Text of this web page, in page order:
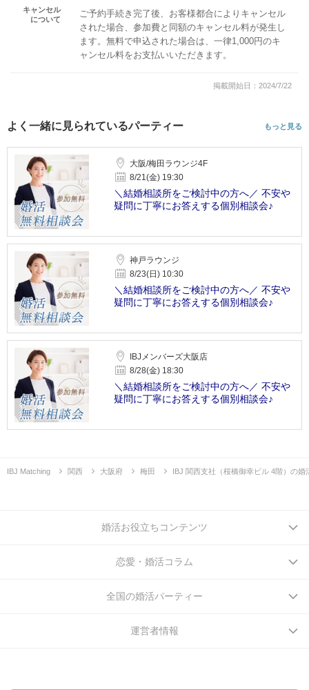
キャンセル
について
ご予約手続き完了後、お客様都合によりキャンセル
された場合、参加費と同額のキャンセル料が発生し
ます。無料で申込された場合は、一律1,000円のキ
ャンセル料をお支払いいただきます。
掲載開始日：2024/7/22
よく一緒に見られているパーティー もっと見る
大阪/梅田ラウンジ4F
8/21(金) 19:30
＼結婚相談所をご検討中の方へ／ 不安や
疑問に丁寧にお答えする個別相談会♪
神戸ラウンジ
8/23(日) 10:30
＼結婚相談所をご検討中の方へ／ 不安や
疑問に丁寧にお答えする個別相談会♪
IBJメンバーズ大阪店
8/28(金) 18:30
＼結婚相談所をご検討中の方へ／ 不安や
疑問に丁寧にお答えする個別相談会♪
IBJ Matching 関西 大阪府 梅田 IBJ 関西支社（桜橋御幸ビル 4階）の婚
婚活お役立ちコンテンツ
恋愛・婚活コラム
全国の婚活パーティー
運営者情報